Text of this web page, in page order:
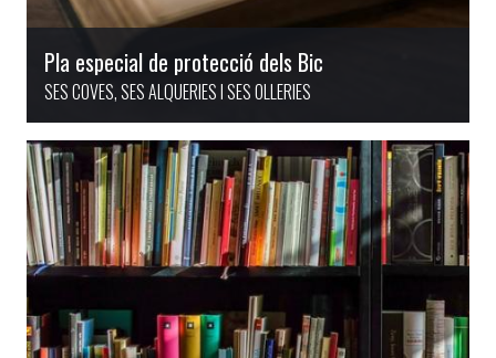
Pla especial de protecció dels Bic
SES COVES, SES ALQUERIES I SES OLLERIES